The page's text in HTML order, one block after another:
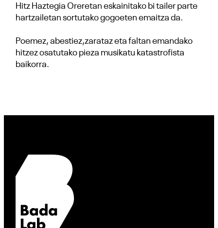
Hitz Haztegia Oreretan eskainitako bi tailer parte
hartzailetan sortutako gogoeten emaitza da.
Poemez, abestiez,zarataz eta faltan emandako
hitzez osatutako pieza musikatu katastrofista
baikorra.